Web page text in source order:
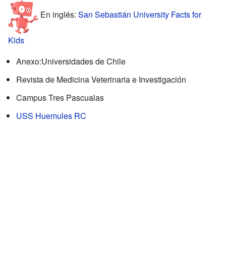
En inglés: San Sebastián University Facts for
Kids
Anexo:Universidades de Chile
Revista de Medicina Veterinaria e Investigación
Campus Tres Pascualas
USS Huemules RC